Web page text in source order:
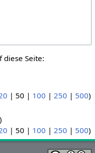
Seite:
| 50 | 100 | 250 | 500)
)
| 50 | 100 | 250 | 500)